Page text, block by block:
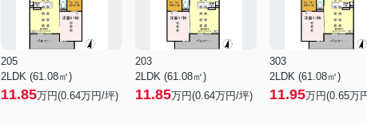
205
2LDK (61.08㎡)
11.85万円(0.64万円/坪)
203
2LDK (61.08㎡)
11.85万円(0.64万円/坪)
303
2LDK (61.08㎡)
11.95万円(0.65万